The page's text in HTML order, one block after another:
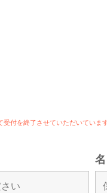
受付を終了させていただいていま